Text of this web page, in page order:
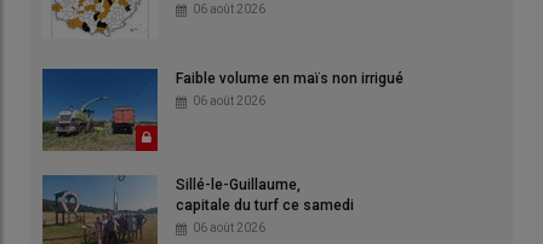
06 août 2026
Faible volume en maïs non irrigué
06 août 2026
Sillé-le-Guillaume,
capitale du turf ce samedi
06 août 2026